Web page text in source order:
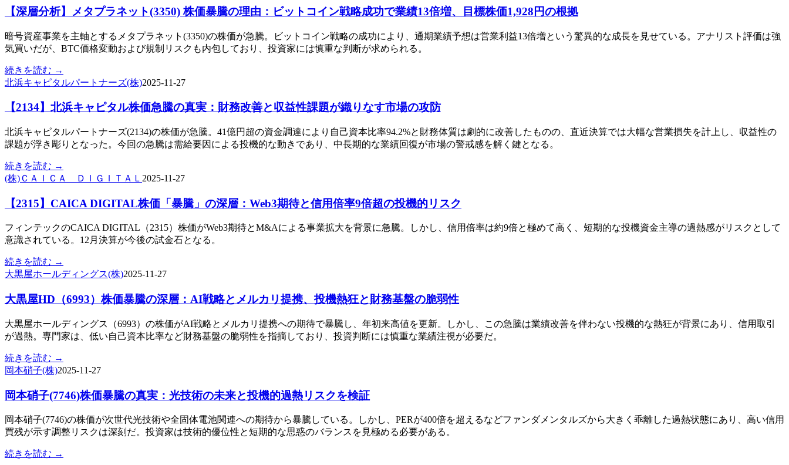
【深層分析】メタプラネット(3350) 株価暴騰の理由：ビットコイン戦略成功で業績13倍増、目標株価1,928円の根拠
暗号資産事業を主軸とするメタプラネット(3350)の株価が急騰。ビットコイン戦略の成功により、通期業績予想は営業利益13倍増という驚異的な成長を見せている。アナリスト評価は強
気買いだが、BTC価格変動および規制リスクも内包しており、投資家には慎重な判断が求められる。
続きを読む →
北浜キャピタルパートナーズ(株)2025-11-27
【2134】北浜キャピタル株価急騰の真実：財務改善と収益性課題が織りなす市場の攻防
北浜キャピタルパートナーズ(2134)の株価が急騰。41億円超の資金調達により自己資本比率94.2%と財務体質は劇的に改善したものの、直近決算では大幅な営業損失を計上し、収益性の
課題が浮き彫りとなった。今回の急騰は需給要因による投機的な動きであり、中長期的な業績回復が市場の警戒感を解く鍵となる。
続きを読む →
(株)ＣＡＩＣＡ ＤＩＧＩＴＡＬ 2025-11-27
【2315】CAICA DIGITAL株価「暴騰」の深層：Web3期待と信用倍率9倍超の投機的リスク
フィンテックのCAICA DIGITAL（2315）株価がWeb3期待とM&Aによる事業拡大を背景に急騰。しかし、信用倍率は約9倍と極めて高く、短期的な投機資金主導の過熱感がリスクとして
意識されている。12月決算が今後の試金石となる。
続きを読む →
大黒屋ホールディングス(株)2025-11-27
大黒屋HD（6993）株価暴騰の深層：AI戦略とメルカリ提携、投機熱狂と財務基盤の脆弱性
大黒屋ホールディングス（6993）の株価がAI戦略とメルカリ提携への期待で暴騰し、年初来高値を更新。しかし、この急騰は業績改善を伴わない投機的な熱狂が背景にあり、信用取引
が過熱。専門家は、低い自己資本比率など財務基盤の脆弱性を指摘しており、投資判断には慎重な業績注視が必要だ。
続きを読む →
岡本硝子(株)2025-11-27
岡本硝子(7746)株価暴騰の真実：光技術の未来と投機的過熱リスクを検証
岡本硝子(7746)の株価が次世代光技術や全固体電池関連への期待から暴騰している。しかし、PERが400倍を超えるなどファンダメンタルズから大きく乖離した過熱状態にあり、高い信用
買残が示す調整リスクは深刻だ。投資家は技術的優位性と短期的な思惑のバランスを見極める必要がある。
続きを読む →